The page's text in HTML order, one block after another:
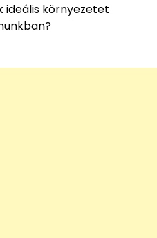
ideális környezetet